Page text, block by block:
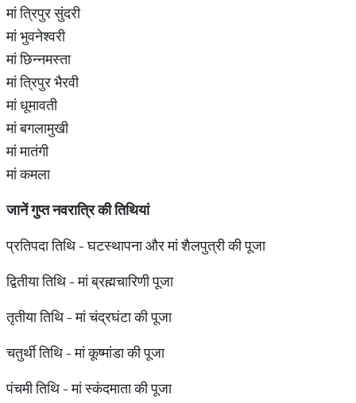
मां त्रिपुर सुंदरी
मां भुवनेश्वरी
मां छिन्नमस्ता
मां त्रिपुर भैरवी
मां धूमावती
मां बगलामुखी
मां मातंगी
मां कमला
जानेंगुप्तनवरात्रिकीतिथियां
प्रतिपदा तिथि - घटस्थापना और मां शैलपुत्री की पूजा
द्वितीया तिथि - मां ब्रह्मचारिणी पूजा
तृतीया तिथि - मां चंद्रघंटा की पूजा
चतुर्थी तिथि - मां कूष्मांडा की पूजा
पंचमी तिथि - मां स्कंदमाता की पूजा